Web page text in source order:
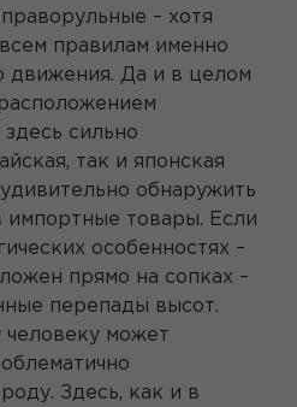
– хотя
правилам именно
движения. Да и в целом
здесь сильно
так и японская
обнаружить
импортные товары. Если
особенностях –
прямо на сопках –
перепады высот.
человеку может
Здесь, как и в